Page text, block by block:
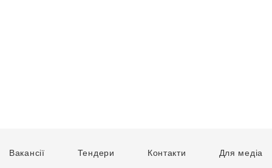
Вакансії Тендери Контакти Для медіа